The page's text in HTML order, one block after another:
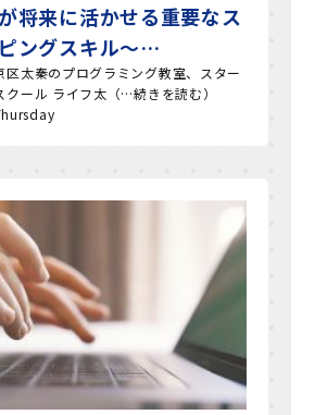
将来に活かせる重要なス
ングスキル～…
区太秦のプログラミング教室、スター
クール ライフ太（…続きを読む）